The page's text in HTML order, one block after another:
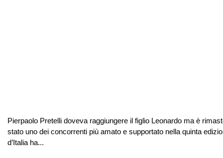
Pierpaolo Pretelli doveva raggiungere il figlio Leonardo ma è
stato uno dei concorrenti più amato e supportato nella quinta
d’Italia ha...